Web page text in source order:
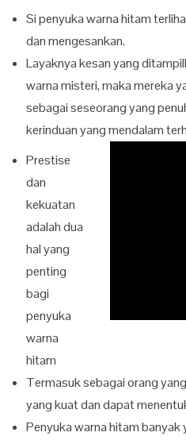
Si penyuka warna hitam
dan mengesankan.
Layaknya kesan yang
warna misteri, maka mereka
sebagai seseorang yang
kerinduan yang mendalam
Prestise
dan
kekuatan
adalah dua
hal yang
penting
bagi
penyuka
warna
hitam
Termasuk sebagai orang
yang kuat dan dapat
Penyuka warna hitam